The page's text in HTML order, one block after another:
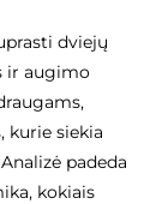
dviejų
ir augimo
kurie siekia
padeda
kokiais